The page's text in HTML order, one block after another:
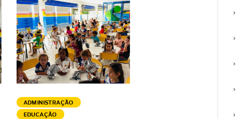
ADMINISTRAÇÃO
EDUCAÇÃO